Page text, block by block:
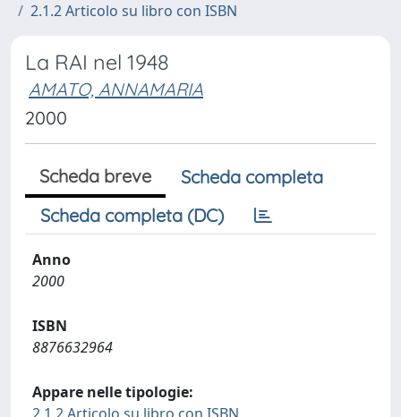
2.1.2 Articolo su libro con ISBN
La RAI nel 1948
AMATO, ANNAMARIA
2000
Scheda breve
Scheda completa
Scheda completa (DC)
Anno
2000
ISBN
8876632964
Appare nelle tipologie: